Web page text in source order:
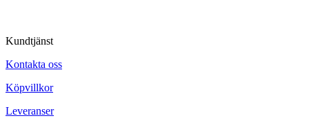
Kundtjänst
Kontakta oss
Köpvillkor
Leveranser